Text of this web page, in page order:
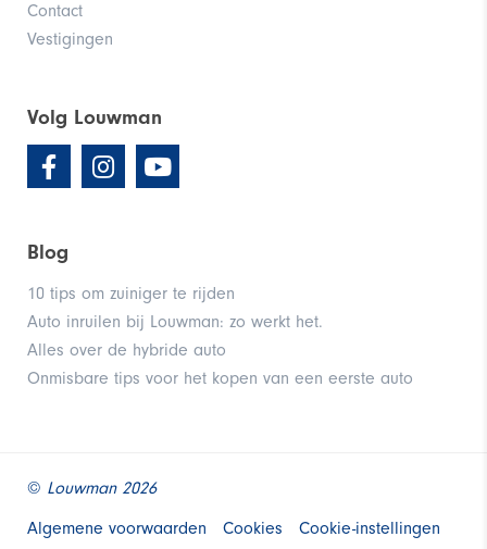
Contact
Vestigingen
Volg Louwman
Blog
10 tips om zuiniger te rijden
Auto inruilen bij Louwman: zo werkt het.
Alles over de hybride auto
Onmisbare tips voor het kopen van een eerste auto
© Louwman 2026
Algemene voorwaarden Cookies Cookie-instellingen